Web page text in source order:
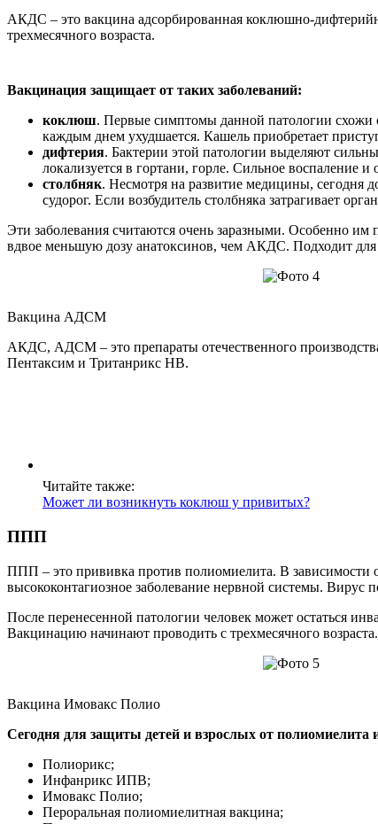
АКДС – это вакцина адсорбированная коклюшно-
трехмесячного возраста.
Вакцинация защищает от таких заболеваний:
коклюш. Первые симптомы данной патологии схожи
каждым днем ухудшается. Кашель приобретает
дифтерия. Бактерии этой патологии выделяют
локализуется в гортани, горле. Сильное воспаление
столбняк. Несмотря на развитие медицины, сегодня
судорог. Если возбудитель столбняка затрагивает
Эти заболевания считаются очень заразными. Особенно им
вдвое меньшую дозу анатоксинов, чем АКДС. Подходит
Вакцина АДСМ
АКДС, АДСМ – это препараты отечественного
Пентаксим и Тританрикс НВ.
Читайте также:
Может ли возникнуть коклюш у привитых?
ППП
ППП – это прививка против полиомиелита. В
высококонтагиозное заболевание нервной системы. Вирус
После перенесенной патологии человек может остаться
Вакцинацию начинают проводить с трехмесячного возраста.
Вакцина Имовакс Полио
Сегодня для защиты детей и взрослых от полиомиелита
Полиорикс;
Инфанрикс ИПВ;
Имовакс Полио;
Пероральная полиомиелитная вакцина;